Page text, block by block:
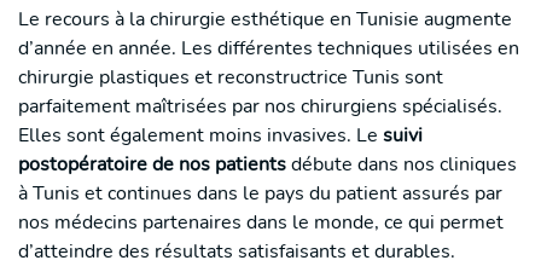
Le recours à la chirurgie esthétique en Tunisie augmente
d’année en année. Les différentes techniques utilisées en
chirurgie plastiques et reconstructrice Tunis sont
parfaitement maîtrisées par nos chirurgiens spécialisés.
Elles sont également moins invasives. Le suivi
postopératoire de nos patientsdébute dans nos cliniques
à Tunis et continues dans le pays du patient assurés par
nos médecins partenaires dans le monde, ce qui permet
d’atteindre des résultats satisfaisants et durables.